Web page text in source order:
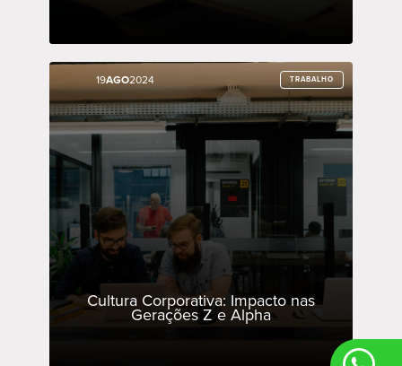
19AGO2024 TRABALHO
Cultura Corporativa: Impacto nas
Gerações Z e Alpha
19AGO2024 TRABALHO